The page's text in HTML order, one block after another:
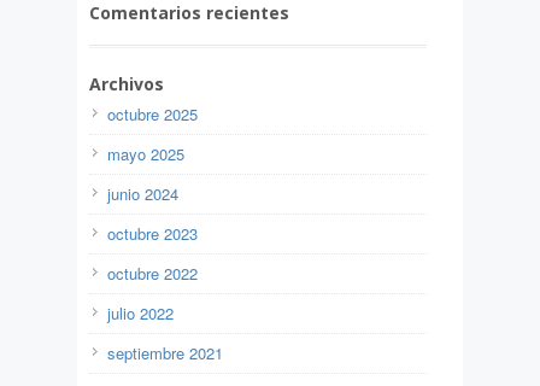
Comentarios recientes
Archivos
octubre 2025
mayo 2025
junio 2024
octubre 2023
octubre 2022
julio 2022
septiembre 2021